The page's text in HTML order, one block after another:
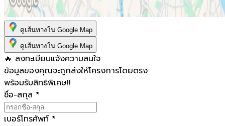
ดูเส้นทางใน Google Map
ดูเส้นทางใน Google Map
🔥 ลงทะเบียนแจ้งความสนใจ
ข้อมูลของคุณจะถูกส่งให้โครงการโดยตรง
พร้อมรับสิทธิพิเศษ!!
ชื่อ-สกุล *
เบอร์โทรศัพท์ *